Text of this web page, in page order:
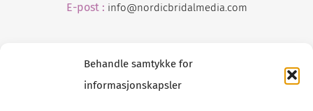
Behandle samtykke for
informasjonskapsler
E-post : info@nordicbridalmedia.com